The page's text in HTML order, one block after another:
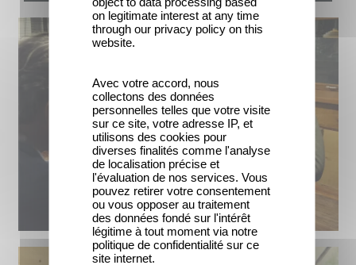
on legitimate interest at any time
through our privacy policy on this
website.
Avec votre accord, nous
collectons des données
personnelles telles que votre visite
sur ce site, votre adresse IP, et
utilisons des cookies pour
diverses finalités comme l'analyse
de localisation précise et
l'évaluation de nos services. Vous
pouvez retirer votre consentement
ou vous opposer au traitement
des données fondé sur l'intérêt
légitime à tout moment via notre
politique de confidentialité sur ce
site internet.